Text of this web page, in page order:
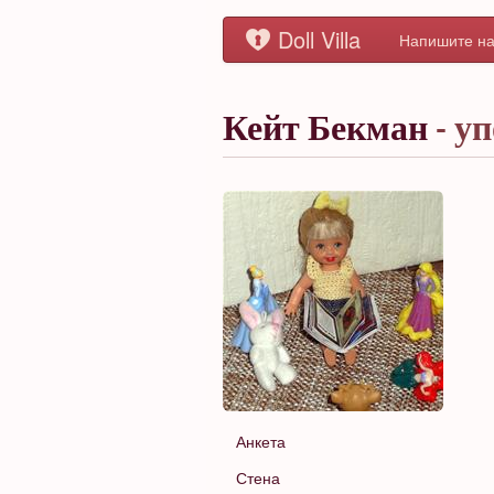
Doll Villa Напишите
Кейт Бекман -
Анкета
Стена